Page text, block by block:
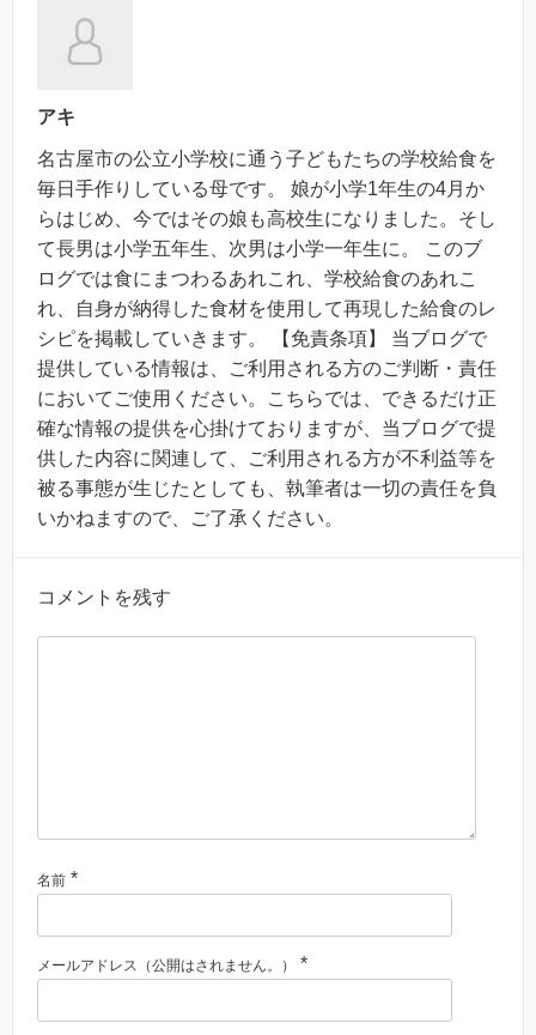
アキ
名古屋市の公立小学校に通う子どもたちの学校給食を
毎日手作りしている母です。 娘が小学1年生の4月か
らはじめ、今ではその娘も高校生になりました。そし
て長男は小学五年生、次男は小学一年生に。 このブ
ログでは食にまつわるあれこれ、学校給食のあれこ
れ、自身が納得した食材を使用して再現した給食のレ
シピを掲載していきます。 【免責条項】 当ブログで
提供している情報は、ご利用される方のご判断・責任
においてご使用ください。こちらでは、できるだけ正
確な情報の提供を心掛けておりますが、当ブログで提
供した内容に関連して、ご利用される方が不利益等を
被る事態が生じたとしても、執筆者は一切の責任を負
いかねますので、ご了承ください。
コメントを残す
名前 *
メールアドレス（公開はされません。） *